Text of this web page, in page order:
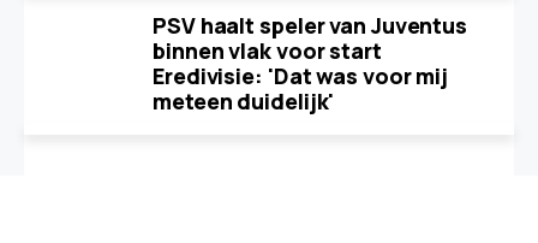
PSV haalt speler van Juventus
binnen vlak voor start
Eredivisie: 'Dat was voor mij
meteen duidelijk'